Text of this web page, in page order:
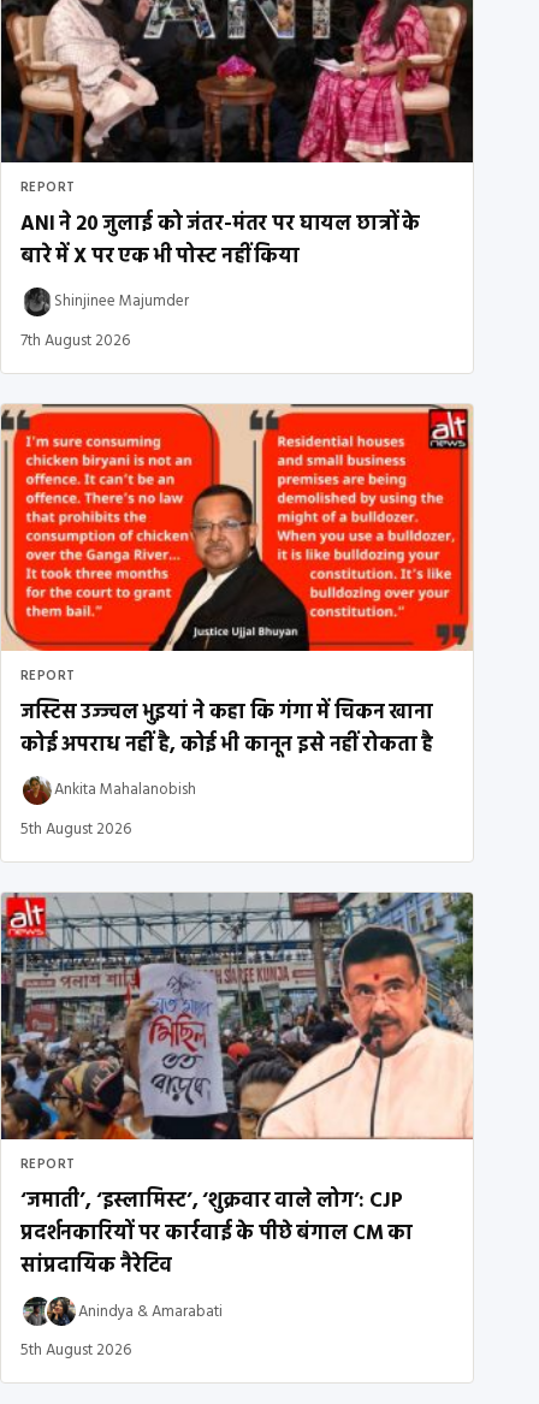
REPORT
ANI ने 20 जुलाई को जंतर-मंतर पर घायल छात्रों के
बारे में X पर एक भी पोस्ट नहीं किया
Shinjinee Majumder
7th August 2026
REPORT
जस्टिस उज्ज्वल भुइयां ने कहा कि गंगा में चिकन खाना
कोई अपराध नहीं है, कोई भी कानून इसे नहीं रोकता है
Ankita Mahalanobish
5th August 2026
REPORT
‘जमाती’, ‘इस्लामिस्ट’, ‘शुक्रवार वाले लोग’: CJP
प्रदर्शनकारियों पर कार्रवाई के पीछे बंगाल CM का
सांप्रदायिक नैरेटिव
Anindya &Amarabati
5th August 2026